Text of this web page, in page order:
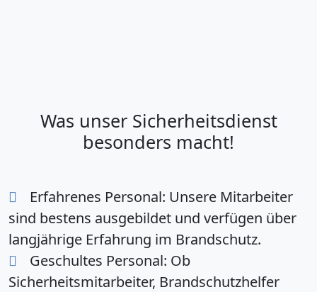
Was unser Sicherheitsdienst
besonders macht!
Erfahrenes Personal: Unsere Mitarbeiter
sind bestens ausgebildet und verfügen über
langjährige Erfahrung im Brandschutz.
Geschultes Personal: Ob
Sicherheitsmitarbeiter, Brandschutzhelfer